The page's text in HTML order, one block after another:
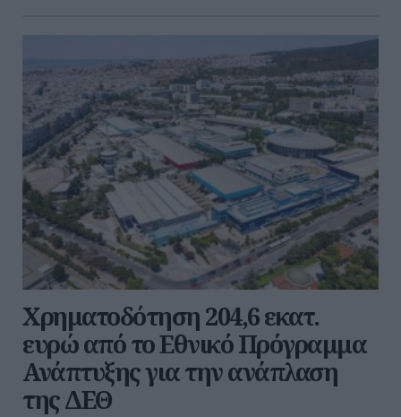
Χρηματοδότηση 204,6 εκατ.
ευρώ από το Εθνικό Πρόγραμμα
Ανάπτυξης για την ανάπλαση
της ΔΕΘ